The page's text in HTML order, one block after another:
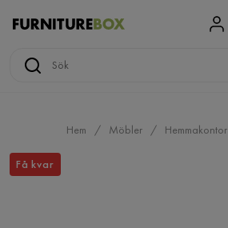
Hem Möbler Hemmakontor
Få kvar